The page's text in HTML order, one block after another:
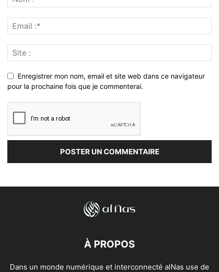
Enregistrer mon nom, email et site web dans ce navigateur
pour la prochaine fois que je commenterai.
À PROPOS
Dans un monde numérique et interconnecté alNas use de